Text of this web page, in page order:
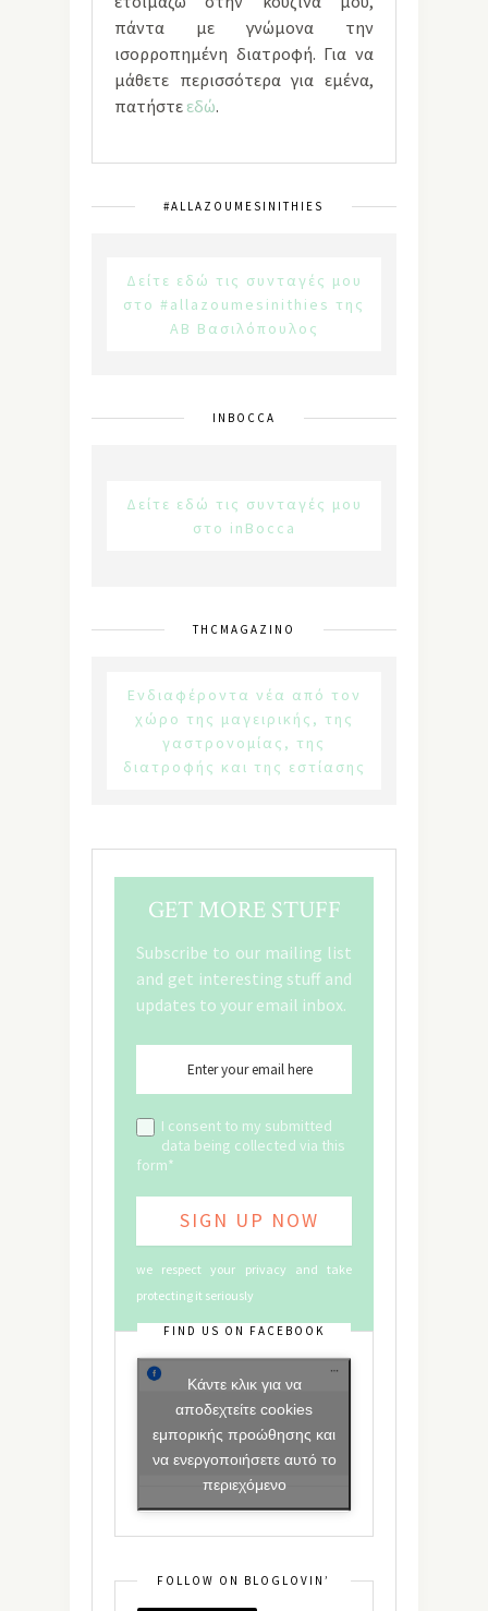
πάντα με γνώμονα την
ισορροπημένη διατροφή. Για να
μάθετε περισσότερα για εμένα,
πατήστε εδώ.
#ALLAZOUMESINITHIES
Δείτε εδώ τις συνταγές μου
στο #allazoumesinithies της
ΑΒ Βασιλόπουλος
INBOCCA
Δείτε εδώ τις συνταγές μου
στο inBocca
THCMAGAZINO
Ενδιαφέροντα νέα από τον
χώρο της μαγειρικής, της
γαστρονομίας, της
διατροφής και της εστίασης
GET MORE STUFF
Subscribe to our mailing list
and get interesting stuff and
updates to your email inbox.
I consent to my submitted
data being collected via this
form*
we respect your privacy and take
protecting it seriously
FIND US ON FACEBOOK
Κάντε κλικ για να
αποδεχτείτε cookies
εμπορικής προώθησης και
να ενεργοποιήσετε αυτό το
περιεχόμενο
FOLLOW ON BLOGLOVIN’